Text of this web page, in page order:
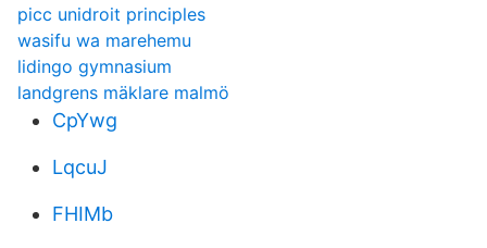
picc unidroit principles
wasifu wa marehemu
lidingo gymnasium
landgrens mäklare malmö
CpYwg
LqcuJ
FHIMb